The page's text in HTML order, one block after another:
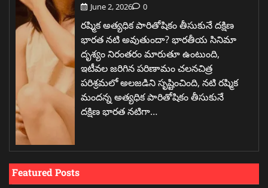
June 2, 2026 0
రష్మిక అత్యధిక పారితోషికం తీసుకునే దక్షిణ
భారత నటి అవుతుందా? భారతీయ సినిమా
దృశ్యం నిరంతరం మారుతూ ఉంటుంది,
ఇటీవల జరిగిన పరిణామం చలనచిత్ర
పరిశ్రమలో అలజడిని సృష్టించింది, నటి రష్మిక
మందన్న అత్యధిక పారితోషికం తీసుకునే
దక్షిణ భారత నటిగా…
Featured Posts